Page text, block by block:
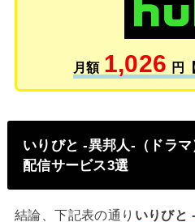
月額 1,026 円
いりびと -異邦人-（ドラ
配信サービス3選
結論、下記表の通り いりびと